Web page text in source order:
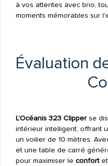
à vos attentes avec brio,
moments mémorables sur
Évaluation
L'Océanis 323 Clipperse
intérieur intelligent, offrant
un voilier de 10 mètres.
et une table de carré
pour maximiser le confortet